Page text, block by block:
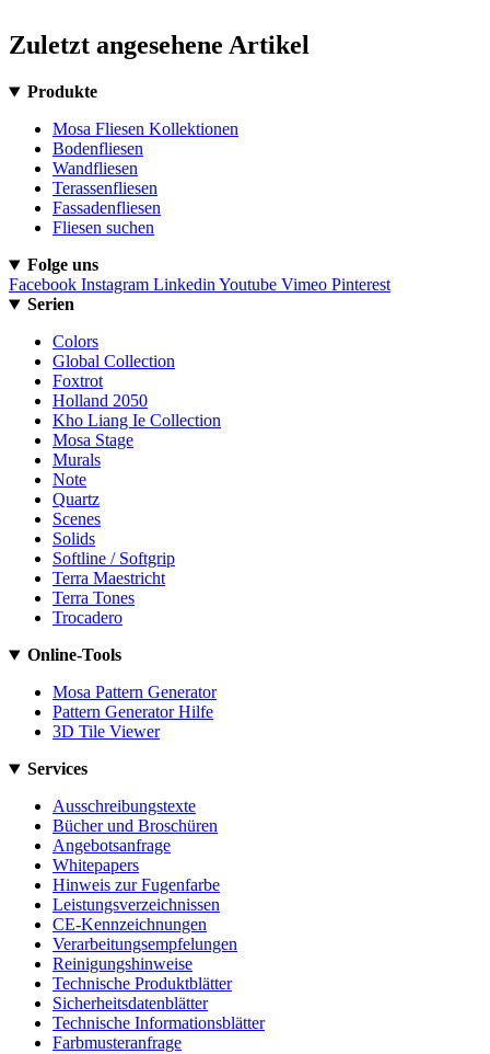
Zuletzt angesehene Artikel
Produkte
Mosa Fliesen Kollektionen
Bodenfliesen
Wandfliesen
Terassenfliesen
Fassadenfliesen
Fliesen suchen
Folge uns
Facebook Instagram Linkedin Youtube Vimeo Pinterest
Serien
Colors
Global Collection
Foxtrot
Holland 2050
Kho Liang Ie Collection
Mosa Stage
Murals
Note
Quartz
Scenes
Solids
Softline / Softgrip
Terra Maestricht
Terra Tones
Trocadero
Online-Tools
Mosa Pattern Generator
Pattern Generator Hilfe
3D Tile Viewer
Services
Ausschreibungstexte
Bücher und Broschüren
Angebotsanfrage
Whitepapers
Hinweis zur Fugenfarbe
Leistungsverzeichnissen
CE-Kennzeichnungen
Verarbeitungsempfelungen
Reinigungshinweise
Technische Produktblätter
Sicherheitsdatenblätter
Technische Informationsblätter
Farbmusteranfrage